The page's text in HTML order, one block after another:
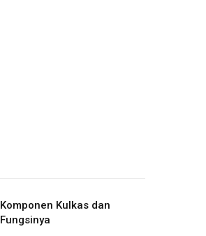
Komponen Kulkas dan
Fungsinya